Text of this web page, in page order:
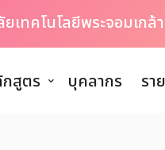
ทคโนโลยีพระจอมเกล้
สูตร บุคลากร รา